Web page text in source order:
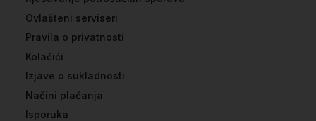
Ovlašteni serviseri
Pravila o privatnosti
Kolačići
Izjave o sukladnosti
Načini plaćanja
Isporuka